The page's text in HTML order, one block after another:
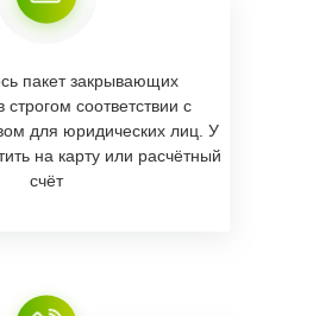
пакет закрывающих
строгом соответствии с
для юридических лиц. У
на карту или расчётный
счёт